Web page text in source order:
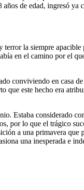
de edad, ingresó ya
la siempre
en el camino por el
conviviendo en casa
que este hecho era
Estaba considerado
por lo que el trágico
a una primavera que
una inesperada e